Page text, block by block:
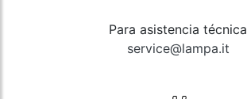
Para asistencia técnica
service@lampa.it